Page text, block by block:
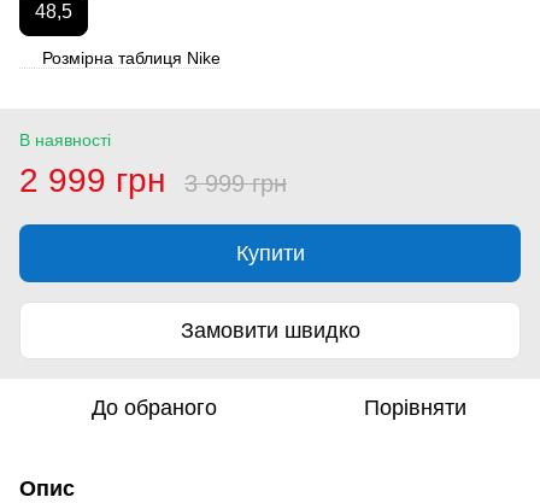
48,5
Розмірна таблиця Nike
В наявності
2 999 грн 3 999 грн
Купити
Замовити швидко
До обраного Порівняти
Опис